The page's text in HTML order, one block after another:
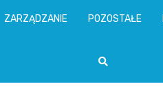
ZARZĄDZANIE POZOSTAŁE